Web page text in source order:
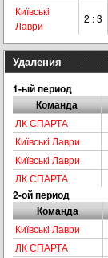
Київськi
Лаври
2 : 3
Удаления
1-ый период
Команда
ЛК СПАРТА
Київськi Лаври
Київськi Лаври
ЛК СПАРТА
2-ой период
Команда
Київськi Лаври
ЛК СПАРТА